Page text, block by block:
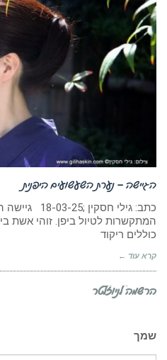
הגיישה – נערת השעשועים היפנית
כתב: גילי
המתקשרות לטיול ביפן. זוהי אשת
כוללים ריקוד
קרא עוד ←
הרשמה לניוזלטר
שמך